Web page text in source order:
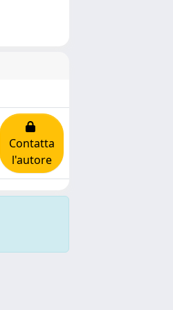
Contatta
l'autore